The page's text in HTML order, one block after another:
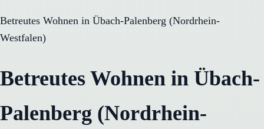
Betreutes Wohnen in Übach-Palenberg (Nordrhein-
Westfalen)
Betreutes Wohnen in Übach-
Palenberg (Nordrhein-